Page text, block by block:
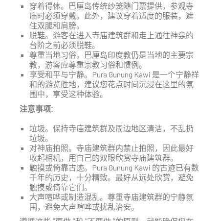
穿着得体。巴厘岛传统纱笼随门票提供，参观寺
庙时必须穿戴。此外，建议穿着适度的服装，遮
住双腿和肩膀。
脱鞋。游客在进入寺庙建筑群和走上通往神龛的
台阶之前必须脱鞋。
尊重当地习俗。巴厘岛印度教仍是当地的主要宗
教，游客应尊重宗教习俗和惯例。
享受和平与宁静。Pura Gunung Kawi 是一个宁静祥
和的游览胜地，建议您花点时间沉浸在这里的氛
围中，享受这种体验。
注意事项:
垃圾。保持寺庙建筑群及周边地区清洁，不乱扔
垃圾。
对神庙拍照。寺庙建筑群内禁止拍照，因此最好
收起相机，用自己的双眼欣赏寺庙建筑群。
触摸或倚靠古迹。Pura Gunung Kawi 的古迹已有数
千年的历史，十分精致。最好从远处欣赏，避免
触摸或倚靠它们。
大声喧哗或制造混乱。尊重寺庙建筑群的宁静氛
围，避免大声喧哗或扰乱治安。